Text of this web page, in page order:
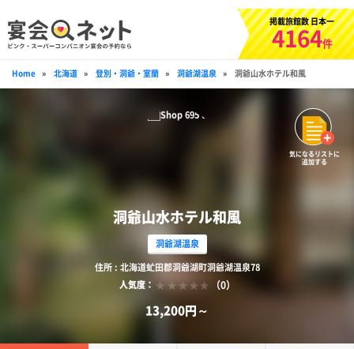
掲載旅館数 日本一
4164件
Home » 北海道 » 登別・洞爺・室蘭 » 洞爺湖温泉 » 洞爺山水ホテル和風
洞爺山水ホテル和風
洞爺湖温泉
住所 : 北海道虻田郡洞爺湖町洞爺湖温泉78
人気度：
（0）
13,200円～
気になるリストに
追加する